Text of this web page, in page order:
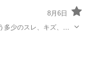
8月6日